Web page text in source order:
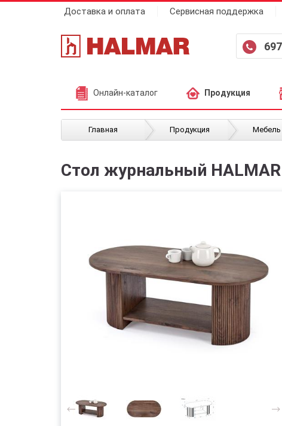
Доставка и оплата Сервисная поддержка
Онлайн-каталог Продукция
Главная / Продукция / Мебель
Стол журнальный